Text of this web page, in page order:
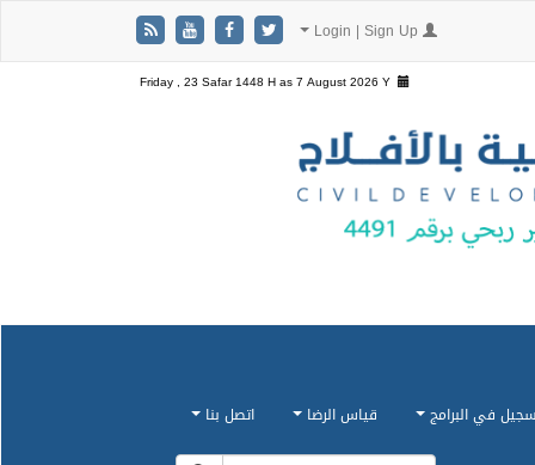
Friday , 23 Safar 1448 H as7 August 2026 Y
في البرامج قياس الرضا اتصل بنا